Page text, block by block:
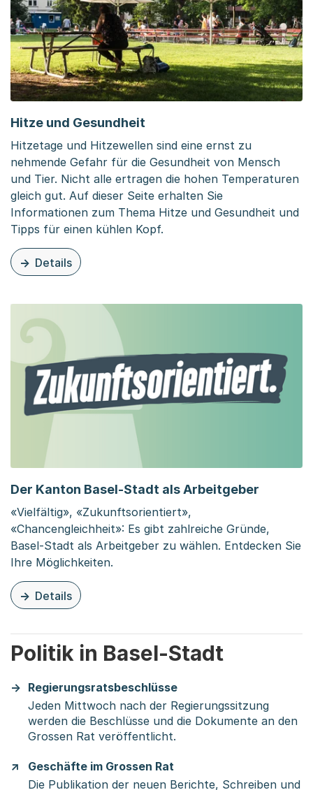
Hitze und Gesundheit
Hitzetage und Hitzewellen sind eine ernst zu
nehmende Gefahr für die Gesundheit von Mensch
und Tier. Nicht alle ertragen die hohen Temperaturen
gleich gut. Auf dieser Seite erhalten Sie
Informationen zum Thema Hitze und Gesundheit und
Tipps für einen kühlen Kopf.
Details
zu diesem Thema: Hitze und Gesundheit
Der Kanton Basel-Stadt als Arbeitgeber
«Vielfältig», «Zukunftsorientiert»,
«Chancengleichheit»: Es gibt zahlreiche Gründe,
Basel-Stadt als Arbeitgeber zu wählen. Entdecken Sie
Ihre Möglichkeiten.
Details
zu dieser Seite: Der Kanton Basel-Stadt als Arbeitgeber
Politik in Basel-Stadt
Regierungsratsbeschlüsse
Jeden Mittwoch nach der Regierungssitzung
werden die Beschlüsse und die Dokumente an den
Grossen Rat veröffentlicht.
Geschäfte im Grossen Rat
Die Publikation der neuen Berichte, Schreiben und